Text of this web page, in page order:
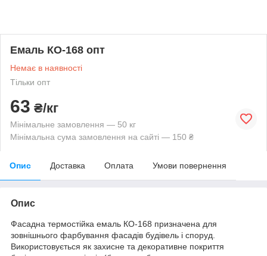
Емаль КО-168 опт
Немає в наявності
Тільки опт
63 ₴/кг
Мінімальне замовлення — 50 кг
Мінімальна сума замовлення на сайті — 150 ₴
Опис Доставка Оплата Умови повернення
Опис
Фасадна термостійка емаль КО-168 призначена для
зовнішнього фарбування фасадів будівель і споруд.
Використовується як захисне та декоративне покриття